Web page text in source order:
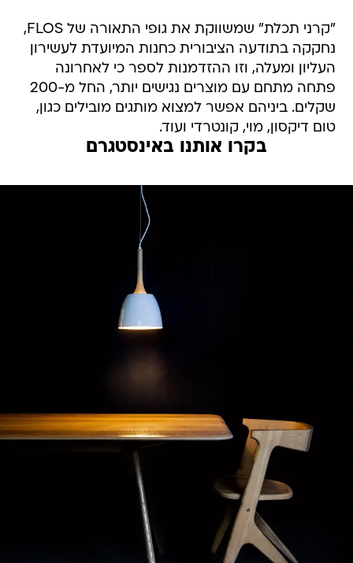
"קרני תכלת" שמשווקת את גופי התאורה של FLOS,
נחקקה בתודעה הציבורית כחנות המיועדת לעשירון
העליון ומעלה, וזו ההזדמנות לספר כי לאחרונה
פתחה מתחם עם מוצרים נגישים יותר, החל מ-200
שקלים. ביניהם אפשר למצוא מותגים מובילים כגון,
טום דיקסון, מוי, קונטרדי ועוד.
בקרו אותנו באינסטגרם